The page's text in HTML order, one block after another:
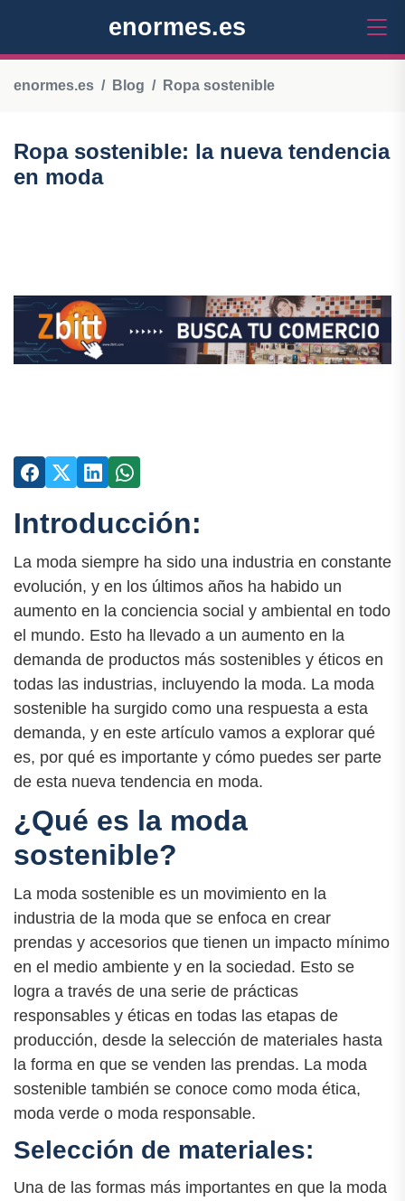
enormes.es
enormes.es Blog Ropa sostenible
Ropa sostenible: la nueva tendencia
en moda
Introducción:
La moda siempre ha sido una industria en constante
evolución, y en los últimos años ha habido un
aumento en la conciencia social y ambiental en todo
el mundo. Esto ha llevado a un aumento en la
demanda de productos más sostenibles y éticos en
todas las industrias, incluyendo la moda. La moda
sostenible ha surgido como una respuesta a esta
demanda, y en este artículo vamos a explorar qué
es, por qué es importante y cómo puedes ser parte
de esta nueva tendencia en moda.
¿Qué es la moda
sostenible?
La moda sostenible es un movimiento en la
industria de la moda que se enfoca en crear
prendas y accesorios que tienen un impacto mínimo
en el medio ambiente y en la sociedad. Esto se
logra a través de una serie de prácticas
responsables y éticas en todas las etapas de
producción, desde la selección de materiales hasta
la forma en que se venden las prendas. La moda
sostenible también se conoce como moda ética,
moda verde o moda responsable.
Selección de materiales:
Una de las formas más importantes en que la moda